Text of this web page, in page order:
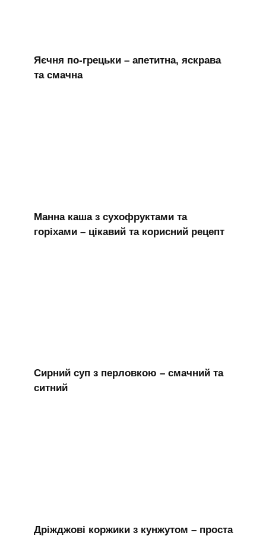
Яєчня по-грецьки – апетитна, яскрава
та смачна
Манна каша з сухофруктами та
горіхами – цікавий та корисний рецепт
Сирний суп з перловкою – смачний та
ситний
Дріжджові коржики з кунжутом – проста